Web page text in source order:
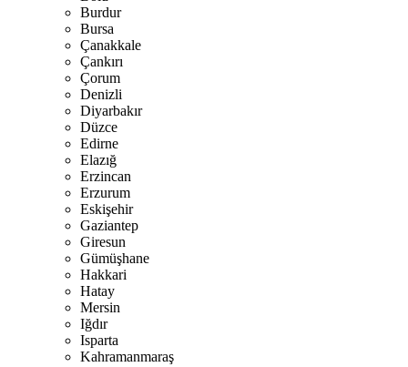
Burdur
Bursa
Çanakkale
Çankırı
Çorum
Denizli
Diyarbakır
Düzce
Edirne
Elazığ
Erzincan
Erzurum
Eskişehir
Gaziantep
Giresun
Gümüşhane
Hakkari
Hatay
Mersin
Iğdır
Isparta
Kahramanmaraş